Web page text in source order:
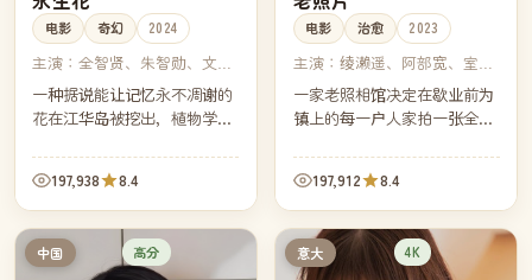
电影 奇幻 2024
主演：全智贤、朱智勋、文佳
煐、朴宝剑
一种据说能让记忆永不凋谢的
花在江华岛被挖出，植物学家
最美的一段过去。她必须在迷
恋与遗忘之间，做出科学家不
该做的选择。
197,938 8.4
电影 治愈 2023
主演： 绫濑遥、阿部宽、室井
滋、多部未华子
一家老照相馆决定在歇业前为
镇上的每一户人家拍一张全家
小镇，也转过这家照相馆四十
年的兴衰。
197,912 8.4
中国 高分 意大 4K